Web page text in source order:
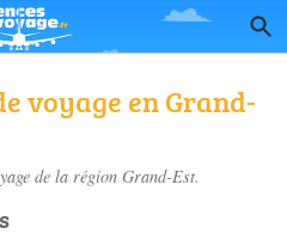
voyage en Grand-
de la région Grand-Est.